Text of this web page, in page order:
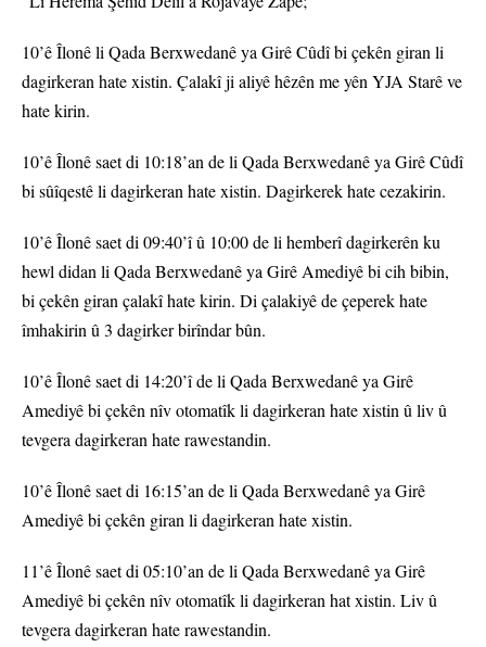
10’ê Îlonê li Qada Berxwedanê ya Girê Cûdî bi çekên giran li
dagirkeran hate xistin. Çalakî ji aliyê hêzên me yên YJA Starê ve
hate kirin.
10’ê Îlonê saet di 10:18’an de li Qada Berxwedanê ya Girê Cûdî
bi sûîqestê li dagirkeran hate xistin. Dagirkerek hate cezakirin.
10’ê Îlonê saet di 09:40’î û 10:00 de li hemberî dagirkerên ku
hewl didan li Qada Berxwedanê ya Girê Amediyê bi cih bibin,
bi çekên giran çalakî hate kirin. Di çalakiyê de çeperek hate
îmhakirin û 3 dagirker birîndar bûn.
10’ê Îlonê saet di 14:20’î de li Qada Berxwedanê ya Girê
Amediyê bi çekên nîv otomatîk li dagirkeran hate xistin û liv û
tevgera dagirkeran hate rawestandin.
10’ê Îlonê saet di 16:15’an de li Qada Berxwedanê ya Girê
Amediyê bi çekên giran li dagirkeran hate xistin.
11’ê Îlonê saet di 05:10’an de li Qada Berxwedanê ya Girê
Amediyê bi çekên nîv otomatîk li dagirkeran hat xistin. Liv û
tevgera dagirkeran hate rawestandin.